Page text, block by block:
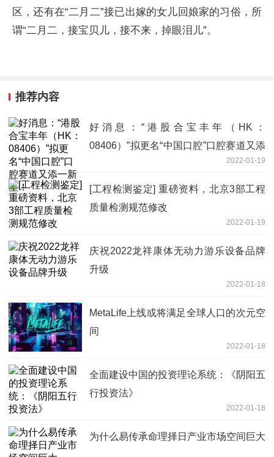
区，还有在“二月二”接已出嫁的女儿回娘家的习俗，所
谓“二月二，接宝贝儿，接不来，掉眼泪儿”。
推荐内容
好消息：“港股合宝丰年（HK：
08406）”拟更名“中国口腔”口腔赛道又添
2022-01-19
[工程检测鉴定] 重磅资料，北京3部工程
质量检测规范修改
2022-01-19
庆祝2022龙祥康体无动力游乐设备品牌
升级
2022-01-18
MetaLife上线或将满足全球人口的次元空
间
2022-01-18
全面建设中国的投资理论系统：《阴阳五
行投资法》
2022-01-18
为什么易传承命理择日产业市场空间巨大